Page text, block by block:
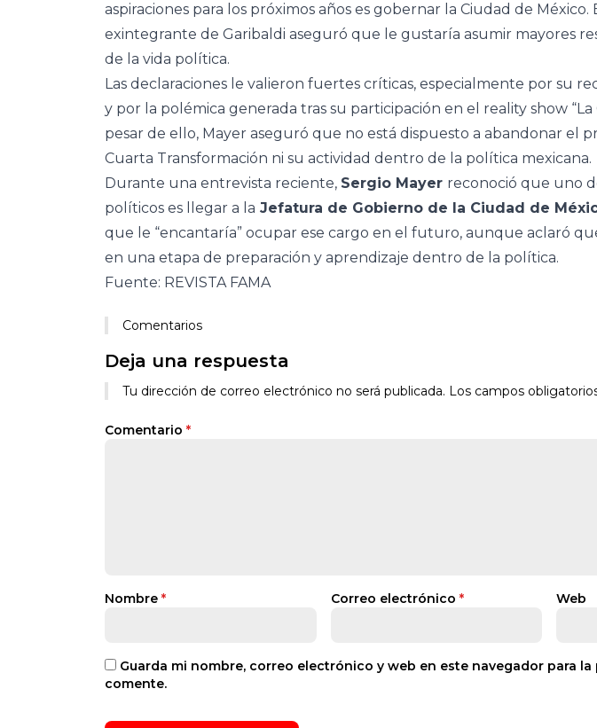
aspiraciones para los próximos años es gobernar la Ciudad de
exintegrante de Garibaldi aseguró que le gustaría asumir mayores
de la vida política.
Las declaraciones le valieron fuertes críticas, especialmente por su
y por la polémica generada tras su participación en el reality show “La
pesar de ello, Mayer aseguró que no está dispuesto a abandonar el
Cuarta Transformación ni su actividad dentro de la política mexicana.
Durante una entrevista reciente, Sergio Mayer reconoció que uno
políticos es llegar a la Jefatura de Gobierno de la Ciudad de
que le “encantaría” ocupar ese cargo en el futuro, aunque aclaró
en una etapa de preparación y aprendizaje dentro de la política.
Fuente: REVISTA FAMA
Comentarios
Deja una respuesta
Tu dirección de correo electrónico no será publicada. Los campos
Comentario *
Nombre * Correo electrónico * Web
Guarda mi nombre, correo electrónico y web en este navegador para la
comente.